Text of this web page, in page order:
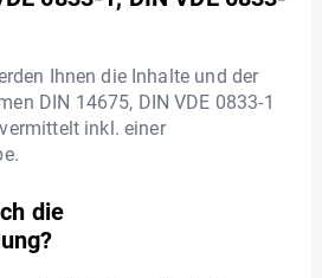
Ihnen die Inhalte und der
DIN 14675, DIN VDE 0833-1
inkl. einer
die